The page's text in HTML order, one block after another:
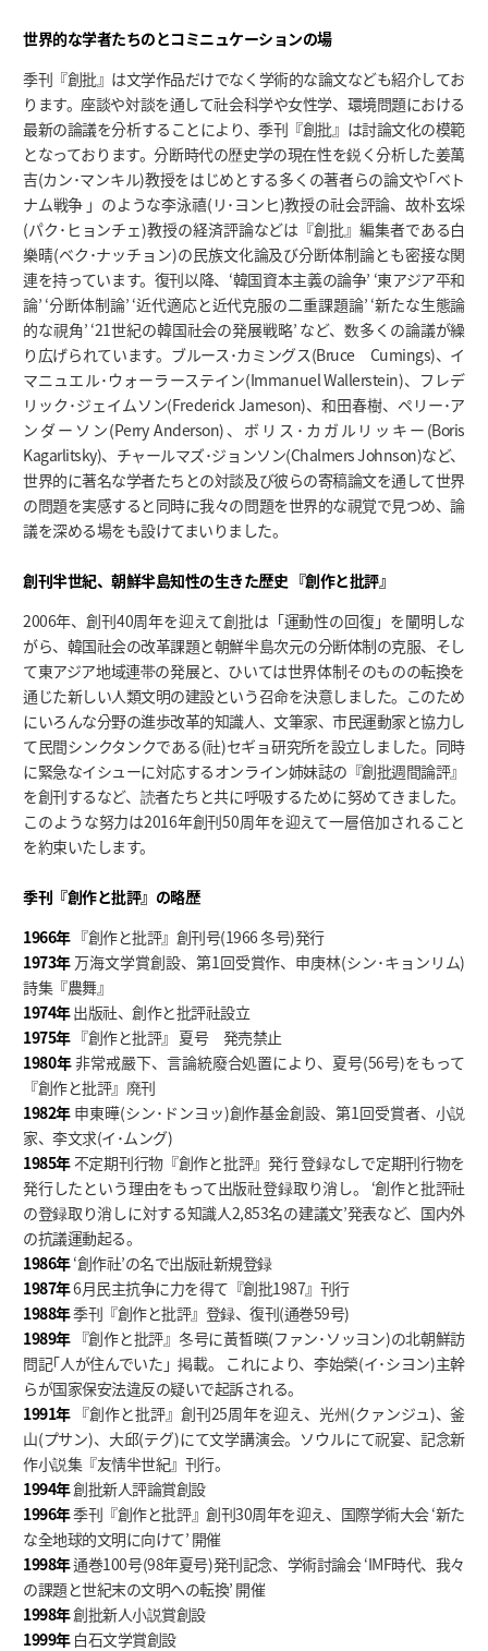
世界的な学者たちのとコミニュケーションの場
季刊『創批』は文学作品だけでなく学術的な論文なども紹介してお
ります。座談や対談を通して社会科学や女性学、環境問題における
最新の論議を分析することにより、季刊『創批』は討論文化の模範
となっております。分断時代の歴史学の現在性を鋭く分析した姜萬
吉(カン･マンキル)教授をはじめとする多くの著者らの論文や｢ベト
ナム戦争 」のような李泳禧(リ･ヨンヒ)教授の社会評論、故朴玄埰
(パク･ヒョンチェ)教授の経済評論などは『創批』編集者である白
樂晴(ベク･ナッチョン)の民族文化論及び分断体制論とも密接な関
連を持っています。復刊以降、‘韓国資本主義の論争’ ‘東アジア平和
論’ ‘分断体制論’ ‘近代適応と近代克服の二重課題論’ ‘新たな生態論
的な視角’ ‘21世紀の韓国社会の発展戦略’ など、数多くの論議が繰
り広げられています。ブルース･カミングス(Bruce Cumings)、イ
マニュエル･ウォーラーステイン(Immanuel Wallerstein)、フレデ
リック･ジェイムソン(Frederick Jameson)、和田春樹、ペリー･ア
ンダーソン(Perry Anderson)、ボリス･カガルリッキー(Boris
Kagarlitsky)、チャールマズ･ジョンソン(Chalmers Johnson)など、
世界的に著名な学者たちとの対談及び彼らの寄稿論文を通して世界
の問題を実感すると同時に我々の問題を世界的な視覚で見つめ、論
議を深める場をも設けてまいりました。
創刊半世紀、朝鮮半島知性の生きた歴史 『創作と批評』
2006年、創刊40周年を迎えて創批は「運動性の回復」を闡明しな
がら、韓国社会の改革課題と朝鮮半島次元の分断体制の克服、そし
て東アジア地域連帯の発展と、ひいては世界体制そのものの転換を
通じた新しい人類文明の建設という召命を決意しました。このため
にいろんな分野の進歩改革的知識人、文筆家、市民運動家と協力し
て民間シンクタンクである(社)セギョ研究所を設立しました。同時
に緊急なイシューに対応するオンライン姉妹誌の『創批週間論評』
を創刊するなど、読者たちと共に呼吸するために努めてきました。
このような努力は2016年創刊50周年を迎えて一層倍加されること
を約束いたします。
季刊『創作と批評』の略歴
1966年『創作と批評』創刊号(1966 冬号)発行
1973年 万海文学賞創設、第1回受賞作、申庚林(シン･キョンリム)
詩集『農舞』
1974年出版社、創作と批評社設立
1975年『創作と批評』 夏号 発売禁止
1980年非常戒嚴下、言論統廢合処置により、夏号(56号)をもって
『創作と批評』廃刊
1982年 申東曄(シン･ドンヨッ)創作基金創設、第1回受賞者、小説
家、李文求(イ･ムング)
1985年不定期刊行物『創作と批評』発行 登録なしで定期刊行物を
発行したという理由をもって出版社登録取り消し。 ‘創作と批評社
の登録取り消しに対する知識人2,853名の建議文’発表など、国内外
の抗議運動起る。
1986年‘創作社’の名で出版社新規登録
1987年6月民主抗争に力を得て『創批1987』刊行
1988年季刊『創作と批評』登録、復刊(通巻59号)
1989年 『創作と批評』冬号に黃晳暎(ファン･ソッヨン)の北朝鮮訪
問記｢人が住んでいた」掲載。 これにより、李始榮(イ･シヨン)主幹
らが国家保安法違反の疑いで起訴される。
1991年 『創作と批評』創刊25周年を迎え、光州(クァンジュ)、釜
山(プサン)、大邱(テグ)にて文学講演会。ソウルにて祝宴、記念新
作小説集『友情半世紀』刊行。
1994年創批新人評論賞創設
1996年季刊『創作と批評』創刊30周年を迎え、国際学術大会 ‘新た
な全地球的文明に向けて’ 開催
1998年通巻100号(98年夏号)発刊記念、学術討論会 ‘IMF時代、我々
の課題と世紀末の文明への転換’ 開催
1998年創批新人小説賞創設
1999年 白石文学賞創設